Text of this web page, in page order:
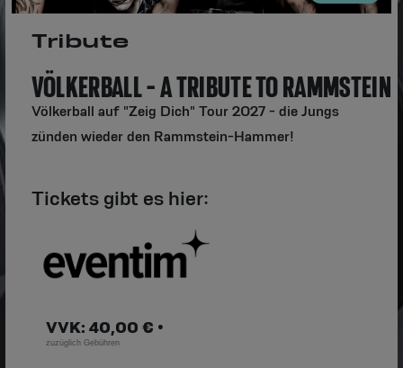
Tribute
VÖLKERBALL - A TRIBUTE TO RAMMSTEIN
Völkerball auf "Zeig Dich" Tour 2027 - die Jungs
zünden wieder den Rammstein-Hammer!
Tickets gibt es hier:
VVK: 40,00 € •
zuzüglich Gebühren